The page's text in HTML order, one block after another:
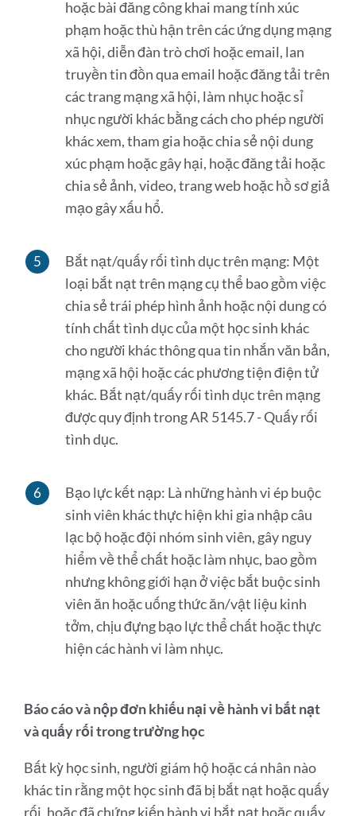
hoặc bài đăng công khai mang tính xúc
phạm hoặc thù hận trên các ứng dụng mạng
xã hội, diễn đàn trò chơi hoặc email, lan
truyền tin đồn qua email hoặc đăng tải trên
các trang mạng xã hội, làm nhục hoặc sỉ
nhục người khác bằng cách cho phép người
khác xem, tham gia hoặc chia sẻ nội dung
xúc phạm hoặc gây hại, hoặc đăng tải hoặc
chia sẻ ảnh, video, trang web hoặc hồ sơ giả
mạo gây xấu hổ.
Bắt nạt/quấy rối tình dục trên mạng: Một
loại bắt nạt trên mạng cụ thể bao gồm việc
chia sẻ trái phép hình ảnh hoặc nội dung có
tính chất tình dục của một học sinh khác
cho người khác thông qua tin nhắn văn bản,
mạng xã hội hoặc các phương tiện điện tử
khác. Bắt nạt/quấy rối tình dục trên mạng
được quy định trong AR 5145.7 - Quấy rối
tình dục.
Bạo lực kết nạp: Là những hành vi ép buộc
sinh viên khác thực hiện khi gia nhập câu
lạc bộ hoặc đội nhóm sinh viên, gây nguy
hiểm về thể chất hoặc làm nhục, bao gồm
nhưng không giới hạn ở việc bắt buộc sinh
viên ăn hoặc uống thức ăn/vật liệu kinh
tởm, chịu đựng bạo lực thể chất hoặc thực
hiện các hành vi làm nhục.
Báo cáo và nộp đơn khiếu nại về hành vi bắt nạt
và quấy rối trong trường học
Bất kỳ học sinh, người giám hộ hoặc cá nhân nào
khác tin rằng một học sinh đã bị bắt nạt hoặc quấy
rối, hoặc đã chứng kiến ​​hành vi bắt nạt hoặc quấy